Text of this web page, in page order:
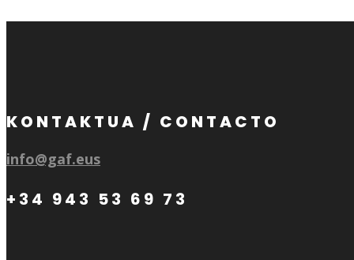
KONTAKTUA / CONTACTO
info@gaf.eus
+34 943 53 69 73